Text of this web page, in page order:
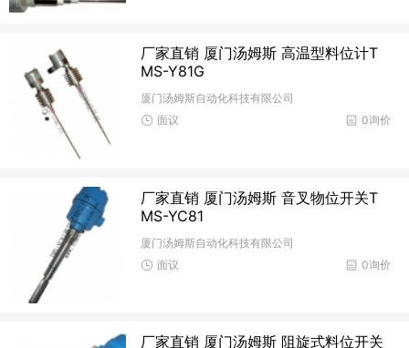
厂家直销 厦门汤姆斯 高温型料位计T
MS-Y81G
厦门汤姆斯自动化科技有限公司
0询价
面议
厂家直销 厦门汤姆斯 音叉物位开关T
MS-YC81
厦门汤姆斯自动化科技有限公司
0询价
面议
厂家直销 厦门汤姆斯 阻旋式料位开关